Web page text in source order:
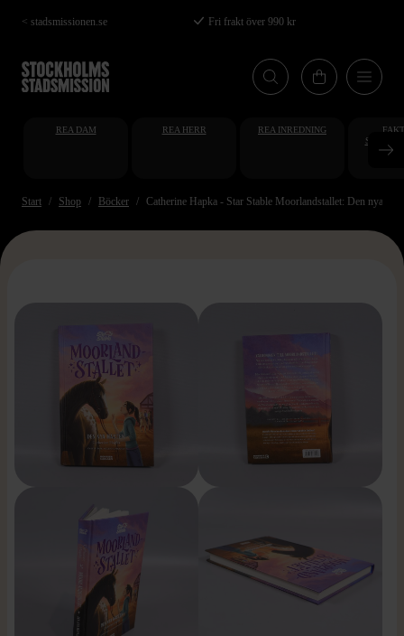
Hoppa
till
huvudinnehåll
< stadsmissionen.se Fri frakt över 990 kr
REA DAM REA HERR REA INREDNING
Start Shop Böcker Catherine Hapka - Star Stable Moorlandstallet: Den nya
>